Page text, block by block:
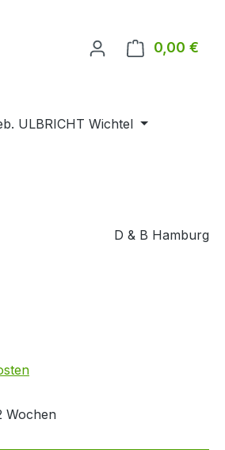
0,00 €
ULBRICHT Wichtel
D & B Hamburg
Wochen